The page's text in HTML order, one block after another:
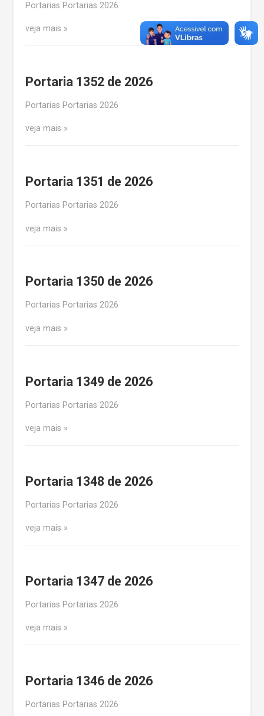
Portarias Portarias 2026
veja mais
Portaria 1352 de 2026
Portarias Portarias 2026
veja mais
Portaria 1351 de 2026
Portarias Portarias 2026
veja mais
Portaria 1350 de 2026
Portarias Portarias 2026
veja mais
Portaria 1349 de 2026
Portarias Portarias 2026
veja mais
Portaria 1348 de 2026
Portarias Portarias 2026
veja mais
Portaria 1347 de 2026
Portarias Portarias 2026
veja mais
Portaria 1346 de 2026
Portarias Portarias 2026